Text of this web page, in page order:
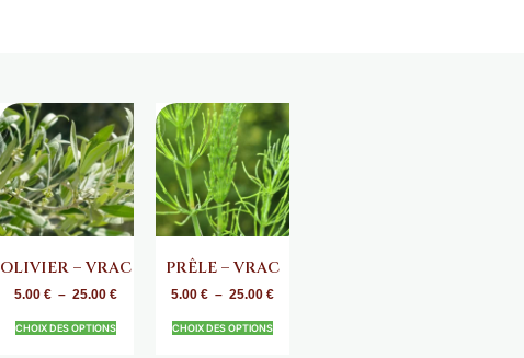
OLIVIER – VRAC
5.00€ – 25.00€
CHOIX DES OPTIONS
PRÊLE – VRAC
5.00 € – 25.00 €
CHOIX DES OPTIONS